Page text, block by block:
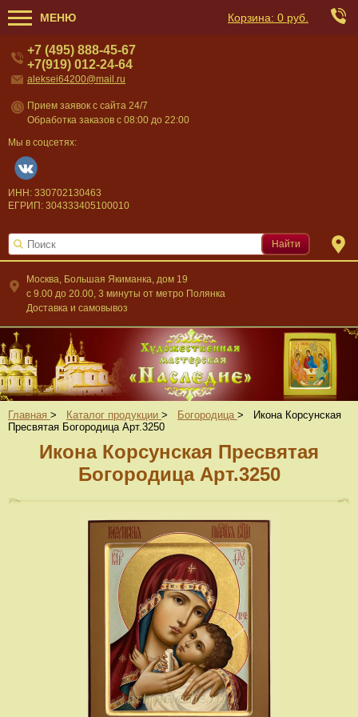
МЕНЮ Корзина: 0 руб.
Москва, Большая Якиманка, дом 19
c 9.00 до 20.00, 3 минуты от метро Полянка
Доставка и самовывоз
+7 (495) 888-45-67
+7(919) 012-24-64
aleksei64200@mail.ru
Прием заявок с сайта 24/7
Обработка заказов с 08:00 до 22:00
Мы в соцсетях:
ИНН: 330702130463
ЕГРИП: 304333405100010
Найти
Главная > Каталог продукции > Богородица >
Икона Корсунская
Пресвятая Богородица Арт.3250
Икона Корсунская Пресвятая
Богородица Арт.3250